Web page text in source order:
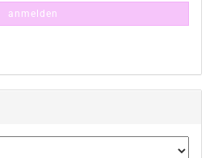
anmelden